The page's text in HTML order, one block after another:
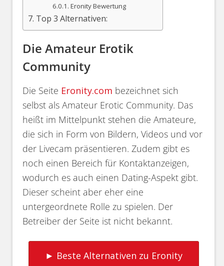
Eronity Bewertung
Top 3 Alternativen:
Die Amateur Erotik
Community
Die Seite Eronity.com bezeichnet sich
selbst als Amateur Erotic Community. Das
heißt im Mittelpunkt stehen die Amateure,
die sich in Form von Bildern, Videos und vor
der Livecam präsentieren. Zudem gibt es
noch einen Bereich für Kontaktanzeigen,
wodurch es auch einen Dating-Aspekt gibt.
Dieser scheint aber eher eine
untergeordnete Rolle zu spielen. Der
Betreiber der Seite ist nicht bekannt.
► Beste Alternativen zu Eronity